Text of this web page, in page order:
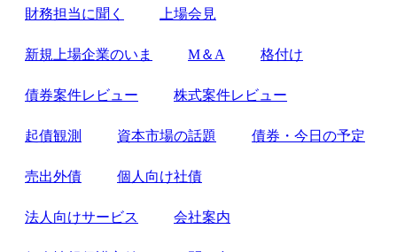
財務担当に聞く 上場会見
新規上場企業のいま M＆A 格付け
債券案件レビュー 株式案件レビュー
起債観測 資本市場の話題 債券・今日の予定
売出外債 個人向け社債
法人向けサービス 会社案内